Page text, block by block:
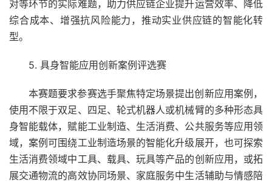
对等环节的实际难题，助力供应链企业提升运营效率、降低
综合成本、增强抗风险能力，推动实业供应链的智能化转
型。
5. 具身智能应用创新案例评选赛
本赛题要求参赛选手聚焦特定场景提出创新应用案例，
使用不限于双足、四足、轮式机器人或机械臂的多种形态具
身智能载体，赋能工业制造、生活消费、公共服务等应用领
域，案例可围绕工业制造场景的智能化升级展开，也可探索
生活消费领域中工具、载具、玩具等产品的创新应用，或拓
展交通物流的高效协同场景、家庭服务中生活辅助与情感陪